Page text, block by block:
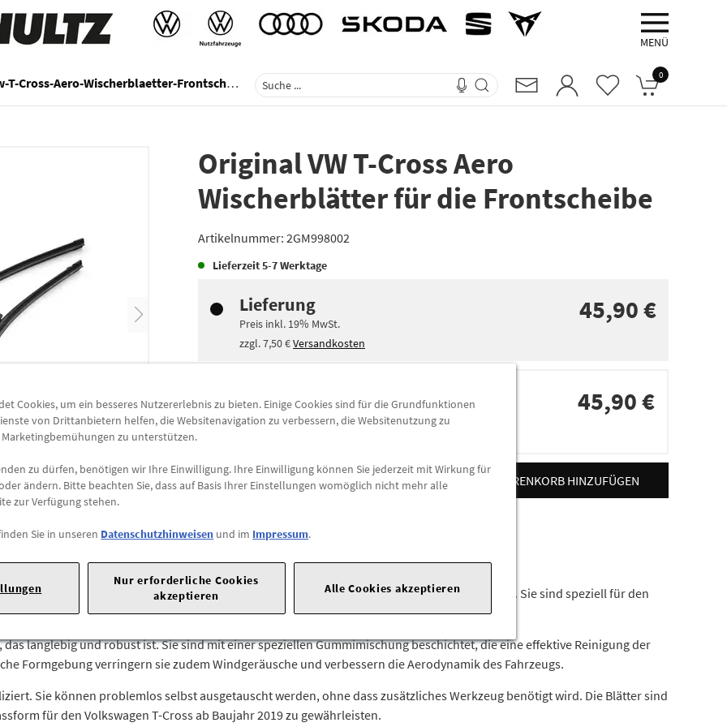
MENÜ
T-Cross-Aero-Wischerblaetter-Frontscheibe 0
Original VW T-Cross Aero
Wischerblätter für die Frontscheibe
Artikelnummer: 2GM998002
Lieferzeit5-7 Werktage
Lieferung
Preis inkl. 19% MwSt.
zzgl.7,50 €Versandkosten
45,90 €
Abholung
Preis inkl.19%MwSt.
45,90 €
- + ZUM WARENKORB HINZUFÜGEN
2019 bieten eine erstklassige Reinigungsleistung und sorgen für klare Sicht bei jedem Wetter. Sie sind speziell für den
auf die Scheibenwischerarme des Fahrzeugs.
langlebig und robust ist. Sie sind mit einer speziellen Gummimischung beschichtet, die eine effektive Reinigung der
Formgebung verringern sie zudem Windgeräusche und verbessern die Aerodynamik des Fahrzeugs.
Sie können problemlos selbst ausgetauscht werden, ohne dass zusätzliches Werkzeug benötigt wird. Die Blätter sind
für den Volkswagen T-Cross ab Baujahr 2019 zu gewährleisten.
Cookies, um ein besseres Nutzererlebnis zu bieten. Einige Cookies sind für die Grundfunktionen
von Drittanbietern helfen, die Websitenavigation zu verbessern, die Websitenutzung zu
zu unterstützen.
zu dürfen, benötigen wir Ihre Einwilligung. Ihre Einwilligung können Sie jederzeit mit Wirkung für
ändern. Bitte beachten Sie, dass auf Basis Ihrer Einstellungen womöglich nicht mehr alle
zur Verfügung stehen.
Sie in unseren Datenschutzhinweisen und im Impressum.
Nur erforderliche Cookies
akzeptieren
Alle Cookies akzeptieren